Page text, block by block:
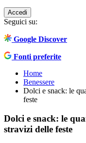
Accedi
Seguici su:
Google Discover
Fonti preferite
Home
Benessere
Dolci e snack: le
feste
Dolci e snack: le
stravizi delle feste